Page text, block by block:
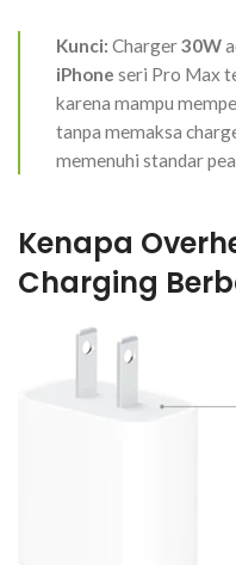
Kunci: Charger30W
iPhone seri Pro Max
karena mampu
tanpa memaksa
memenuhi standar
Kenapa
Charging